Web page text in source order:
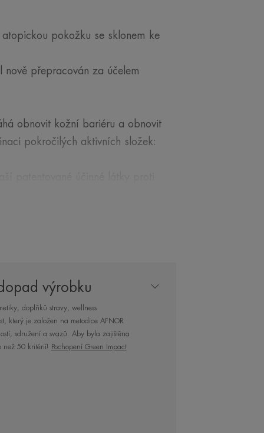
pokožku se sklonem ke
přepracován za účelem
obnovit kožní bariéru a obnovit
pokročilých aktivních složek:
suchosti.
parfemace, nekomedogenní
maximální účinnost, bezpečnost
léčbou.
výrobku
doplňků stravy, wellness
který je založen na metodice AFNOR
sdružení a svazů. Aby byla zajištěna
než 50 kritérií!
Pochopení Green Impact